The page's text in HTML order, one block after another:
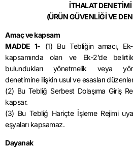
İTHALAT DENETİMİ
(ÜRÜN GÜVENLİĞİ VE
Amaç ve kapsam
MADDE 1- (1) Bu Tebliğin amacı,
kapsamında olan ve Ek-2’de
bulundukları yönetmelik veya
denetimine ilişkin usul ve esasları
(2) Bu Tebliğ Serbest Dolaşıma Giriş
kapsar.
(3) Bu Tebliğ Hariçte İşleme Rejimi
eşyaları kapsamaz.
Dayanak